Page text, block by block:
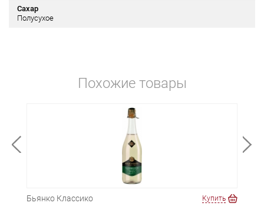
Сахар
Полусухое
Похожие товары
Бьянко Классико Купить